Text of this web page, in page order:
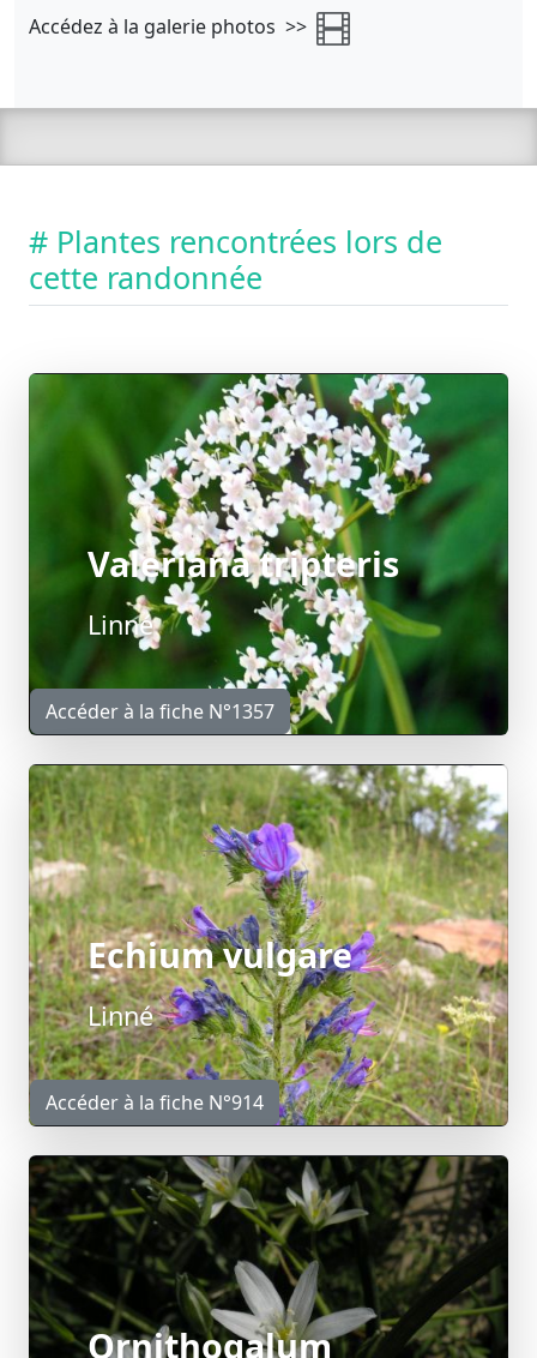
Accédez à la galerie photos >>
# Plantes rencontrées lors de
cette randonnée
Valeriana tripteris
Linné
Accéder à la fiche N°1357
Echium vulgare
Linné
Accéder à la fiche N°914
Ornithogalum